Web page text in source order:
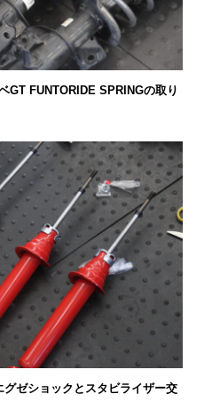
GT FUNTORIDE SPRINGの取り
グゼショックとスタビライザー交